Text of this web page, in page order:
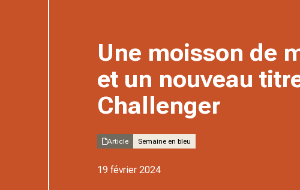
Une moisson de
et un nouveau
Challenger
Article Semaine en bleu
19 février 2024